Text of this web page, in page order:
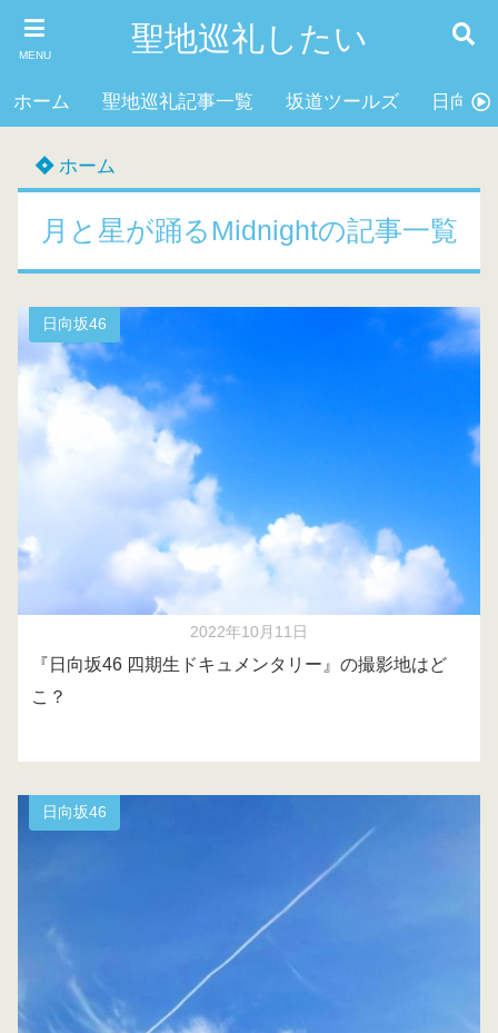
MENU 聖地巡礼したい
ホーム 聖地巡礼記事一覧 坂道ツールズ 日向坂
ホーム
月と星が踊るMidnightの記事一覧
日向坂46
2022年10月11日
『日向坂46 四期生ドキュメンタリー』の撮影地はど
こ？
日向坂46